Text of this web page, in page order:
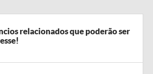
relacionados que poderão ser